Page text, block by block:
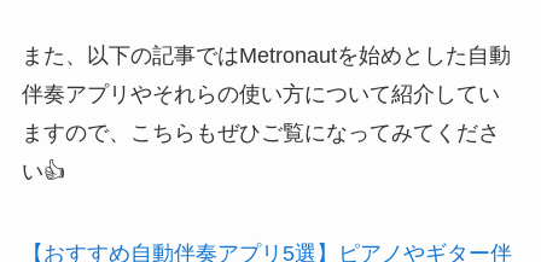
また、以下の記事ではMetronautを始めとした 自動
伴奏アプリやそれらの使い方について紹介 してい
ますので、こちらもぜひご覧になってみてくださ
い👍
【おすすめ自動伴奏アプリ5選】ピアノやギター伴